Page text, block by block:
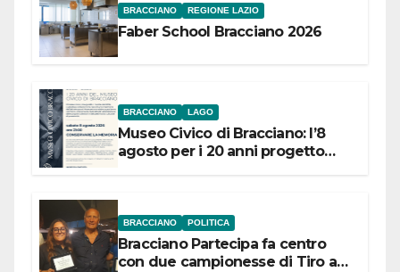
BRACCIANO REGIONE LAZIO
Faber School Bracciano 2026
BRACCIANO LAGO
Museo Civico di Bracciano: l’8
agosto per i 20 anni progetto
BRACCIANO POLITICA
Bracciano Partecipa fa centro
con due campionesse di Tiro a